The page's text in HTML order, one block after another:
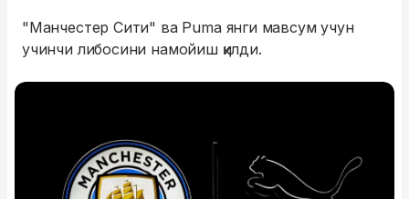
"Манчестер Сити" ва Puma янги мавсум учун
учинчи либосини намойиш қилди.